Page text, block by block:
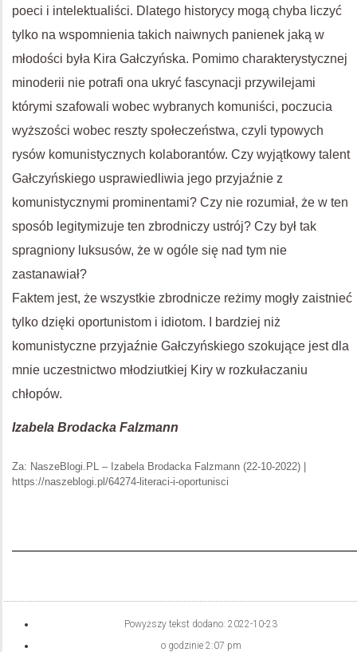
poeci i intelektualiści. Dlatego historycy mogą chyba liczyć
tylko na wspomnienia takich naiwnych panienek jaką w
młodości była Kira Gałczyńska. Pomimo charakterystycznej
minoderii nie potrafi ona ukryć fascynacji przywilejami
którymi szafowali wobec wybranych komuniści, poczucia
wyższości wobec reszty społeczeństwa, czyli typowych
rysów komunistycznych kolaborantów. Czy wyjątkowy talent
Gałczyńskiego usprawiedliwia jego przyjaźnie z
komunistycznymi prominentami? Czy nie rozumiał, że w ten
sposób legitymizuje ten zbrodniczy ustrój? Czy był tak
spragniony luksusów, że w ogóle się nad tym nie
zastanawiał?
Faktem jest, że wszystkie zbrodnicze reżimy mogły zaistnieć
tylko dzięki oportunistom i idiotom. I bardziej niż
komunistyczne przyjaźnie Gałczyńskiego szokujące jest dla
mnie uczestnictwo młodziutkiej Kiry w rozkułaczaniu
chłopów.
Izabela Brodacka Falzmann
Za: NaszeBlogi.PL – Izabela Brodacka Falzmann (22-10-2022) |
https://naszeblogi.pl/64274-literaci-i-oportunisci
Powyższy tekst dodano: 2022-10-23
o godzinie 2:07 pm